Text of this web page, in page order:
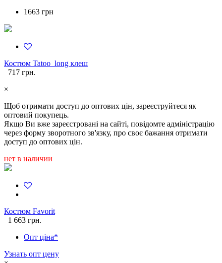
1663 грн
Костюм Tatoo_long клеш
717 грн.
×
Щоб отримати доступ до оптових цін, зареєструйтеся як
оптовий покупець.
Якщо Ви вже зареєстровані на сайті, повідомте адміністрацію
через форму зворотного зв'язку, про своє бажання отримати
доступ до оптових цін.
нет в наличии
Костюм Favorit
1 663 грн.
Опт ціна*
Узнать опт цену